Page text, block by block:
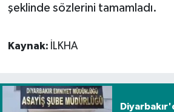
şeklinde sözlerini tamamladı.
Kaynak: İLKHA